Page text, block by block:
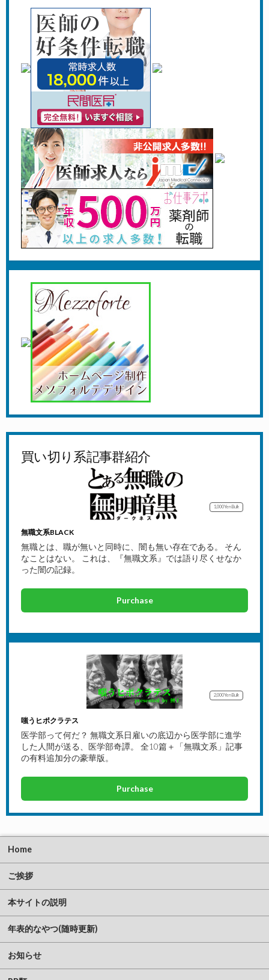
買い切り系記事群紹介
1,000YenBulk
無職文系BLACK
無職とは、職が無いと同時に、闇も無い存在である。 そん
なことはない。 これは、『無職文系』では語り尽くせなか
った闇の記録。
Purchase
2,000YenBulk
嗤うヒポクラテス
医学部って何だ？ 無職文系日雇いの底辺から医学部に進学
した人間が送る、医学部奇譚。 全10篇＋「無職文系」記事
の有料追加分の豪華版。
Purchase
Home
ご挨拶
本サイトの説明
年表的なやつ(随時更新)
お知らせ